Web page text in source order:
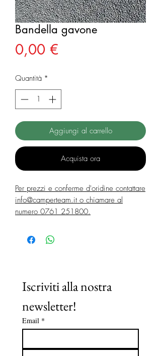
Bandella gavone
0,00 €Prezzo
Quantità *
Aggiungi al carrello
Acquista ora
Per prezzi e conferme d'oridine contattare
info@camperteam.it o chiamare al
numero 0761 251800.
Iscriviti alla nostra
newsletter!
Email *